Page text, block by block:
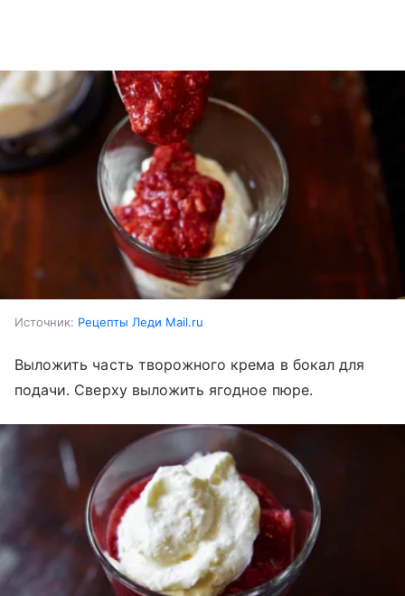
Источник: Рецепты Леди Mail.ru
Выложить часть творожного крема в бокал для
подачи. Сверху выложить ягодное пюре.